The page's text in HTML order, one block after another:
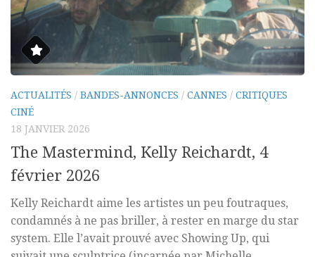
ACTUALITÉS / BANDES-ANNONCES / CANNES / CRITIQUES
CINÉ
18 JANVIER 2026
The Mastermind, Kelly Reichardt, 4
février 2026
Kelly Reichardt aime les artistes un peu foutraques,
condamnés à ne pas briller, à rester en marge du star
system. Elle l’avait prouvé avec Showing Up, qui